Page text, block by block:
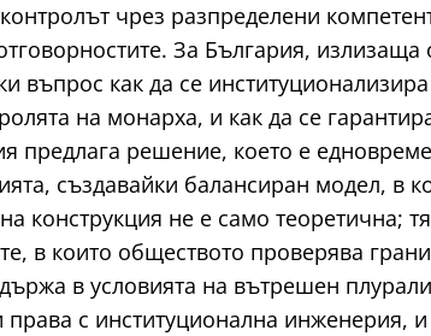
чрез разпределени
За България,
въпрос как да се
на монарха, и как да се
предлага решение, което е
създавайки балансиран модел, в
конструкция не е само теоретична;
в които обществото проверява
в условията на вътрешен
права с институционална